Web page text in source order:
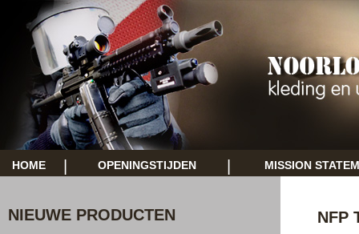
HOME OPENINGSTIJDEN MISSION
NIEUWE PRODUCTEN
NFP